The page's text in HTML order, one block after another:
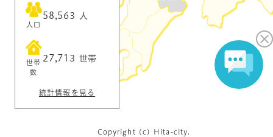
人口
58,563 人
世帯
数
27,713 世帯
統計情報を見る
Copyright (c) Hita-city.